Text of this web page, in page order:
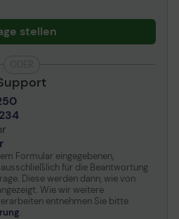
stellen
Formular eingegebenen,
für die Beantwortung
Diese werden dann, wie von
Wie wir weitere
entnehmen Sie bitte
.